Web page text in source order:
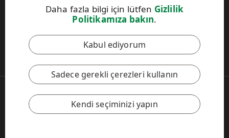
Daha fazla bilgi için lütfen Gizlilik
Politikamıza bakın.
Kabul ediyorum
Sadece gerekli çerezleri kullanın
Kendi seçiminizi yapın
Bu site reCAPTCHA ile korunmakta olupGoogle Gizlilik
Hizmet Şartlarıgeçerlidir.
UPM Davranış Kuralları
Copyright © 2026 UPM
UPM Global
Yasal Uyarı